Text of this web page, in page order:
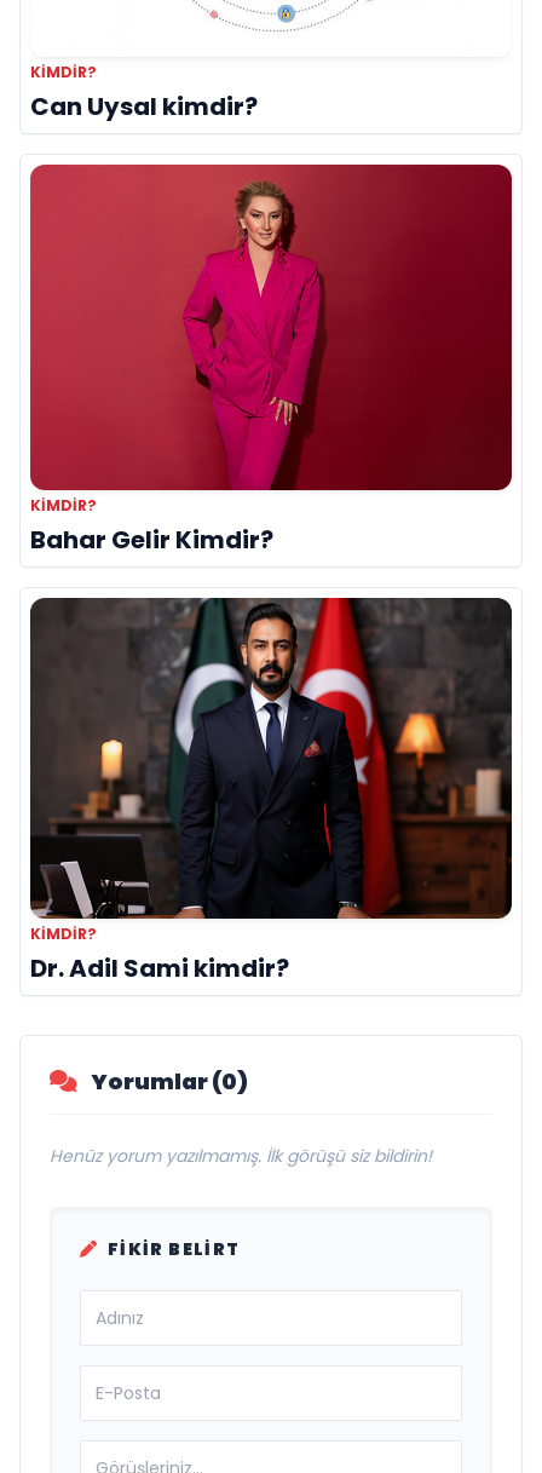
KIMDIR?
Can Uysal kimdir?
KIMDIR?
Bahar Gelir Kimdir?
KIMDIR?
Dr. Adil Sami kimdir?
Yorumlar (0)
Henüz yorum yazılmamış. İlk görüşü siz bildirin!
FIKIR BELIRT